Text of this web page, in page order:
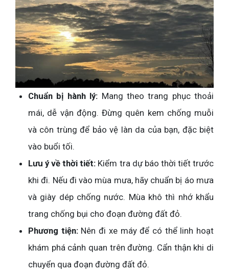
Chuẩn bị hành lý: Mang theo trang phục thoải
mái, dễ vận động. Đừng quên kem chống muỗi
và côn trùng để bảo vệ làn da của bạn, đặc biệt
vào buổi tối.
Lưu ý về thời tiết: Kiểm tra dự báo thời tiết trước
khi đi. Nếu đi vào mùa mưa, hãy chuẩn bị áo mưa
và giày dép chống nước. Mùa khô thì nhớ khẩu
trang chống bụi cho đoạn đường đất đỏ.
Phương tiện:Nên đi xe máy để có thể linh hoạt
khám phá cảnh quan trên đường. Cẩn thận khi di
chuyển qua đoạn đường đất đỏ.